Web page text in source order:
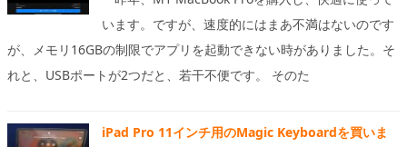
います。ですが、速度的にはまあ不満はないのです
が、メモリ16GBの制限でアプリを起動できない時がありました。そ
れと、USBポートが2つだと、若干不便です。 そのた
iPad Pro 11インチ用のMagic Keyboardを買いま